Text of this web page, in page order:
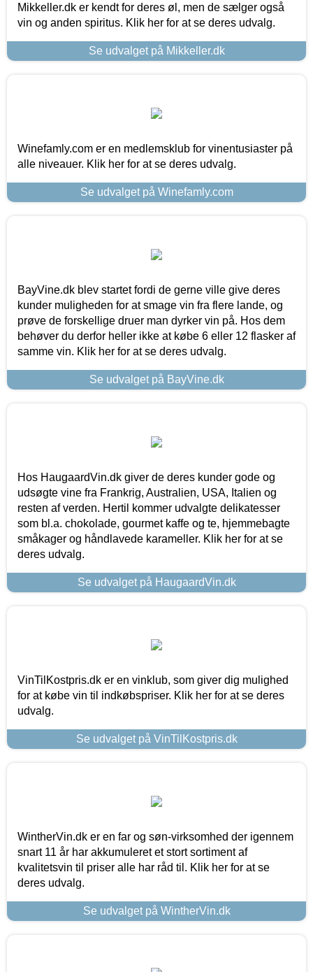
Mikkeller.dk er kendt for deres øl, men de sælger også
vin og anden spiritus. Klik her for at se deres udvalg.
Se udvalget på Mikkeller.dk
Winefamly.com er en medlemsklub for vinentusiaster på
alle niveauer. Klik her for at se deres udvalg.
Se udvalget på Winefamly.com
BayVine.dk blev startet fordi de gerne ville give deres
kunder muligheden for at smage vin fra flere lande, og
prøve de forskellige druer man dyrker vin på. Hos dem
behøver du derfor heller ikke at købe 6 eller 12 flasker af
samme vin. Klik her for at se deres udvalg.
Se udvalget på BayVine.dk
Hos HaugaardVin.dk giver de deres kunder gode og
udsøgte vine fra Frankrig, Australien, USA, Italien og
resten af verden. Hertil kommer udvalgte delikatesser
som bl.a. chokolade, gourmet kaffe og te, hjemmebagte
småkager og håndlavede karameller. Klik her for at se
deres udvalg.
Se udvalget på HaugaardVin.dk
VinTilKostpris.dk er en vinklub, som giver dig mulighed
for at købe vin til indkøbspriser. Klik her for at se deres
udvalg.
Se udvalget på VinTilKostpris.dk
WintherVin.dk er en far og søn-virksomhed der igennem
snart 11 år har akkumuleret et stort sortiment af
kvalitetsvin til priser alle har råd til. Klik her for at se
deres udvalg.
Se udvalget på WintherVin.dk